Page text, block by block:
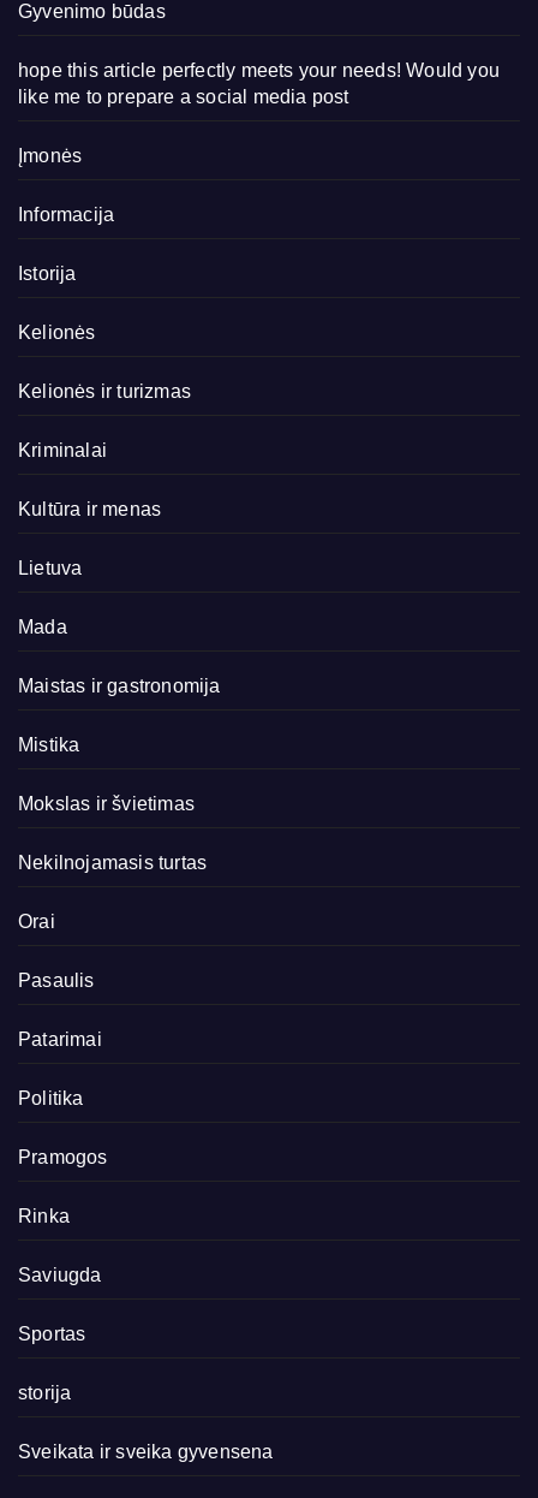
Gyvenimo būdas
hope this article perfectly meets your needs! Would you
like me to prepare a social media post
Įmonės
Informacija
Istorija
Kelionės
Kelionės ir turizmas
Kriminalai
Kultūra ir menas
Lietuva
Mada
Maistas ir gastronomija
Mistika
Mokslas ir švietimas
Nekilnojamasis turtas
Orai
Pasaulis
Patarimai
Politika
Pramogos
Rinka
Saviugda
Sportas
storija
Sveikata ir sveika gyvensena